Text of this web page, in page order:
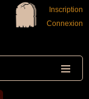
Inscription
Connexion